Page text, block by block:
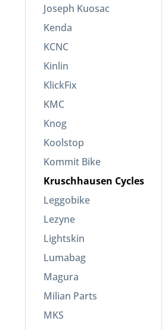
Joseph Kuosac
Kenda
KCNC
Kinlin
KlickFix
KMC
Knog
Koolstop
Kommit Bike
Kruschhausen Cycles
Leggobike
Lezyne
Lightskin
Lumabag
Magura
Milian Parts
MKS